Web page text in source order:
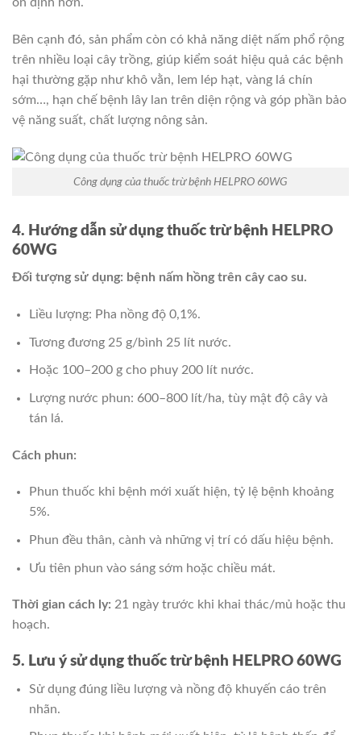
Bên cạnh đó, sản phẩm còn có khả năng diệt nấm phổ rộng
trên nhiều loại cây trồng, giúp kiểm soát hiệu quả các bệnh
hại thường gặp như khô vằn, lem lép hạt, vàng lá chín
sớm…, hạn chế bệnh lây lan trên diện rộng và góp phần bảo
vệ năng suất, chất lượng nông sản.
Công dụng của thuốc trừ bệnh HELPRO 60WG
4. Hướng dẫn sử dụng thuốc trừ bệnh HELPRO
60WG
Đối tượng sử dụng: bệnh nấm hồng trên cây cao su.
Liều lượng: Pha nồng độ 0,1%.
Tương đương 25 g/bình 25 lít nước.
Hoặc 100–200 g cho phuy 200 lít nước.
Lượng nước phun: 600–800 lít/ha, tùy mật độ cây và
tán lá.
Cách phun:
Phun thuốc khi bệnh mới xuất hiện, tỷ lệ bệnh khoảng
5%.
Phun đều thân, cành và những vị trí có dấu hiệu bệnh.
Ưu tiên phun vào sáng sớm hoặc chiều mát.
Thời gian cách ly: 21 ngày trước khi khai thác/mủ hoặc thu
hoạch.
5. Lưu ý sử dụng thuốc trừ bệnh HELPRO 60WG
Sử dụng đúng liều lượng và nồng độ khuyến cáo trên
nhãn.